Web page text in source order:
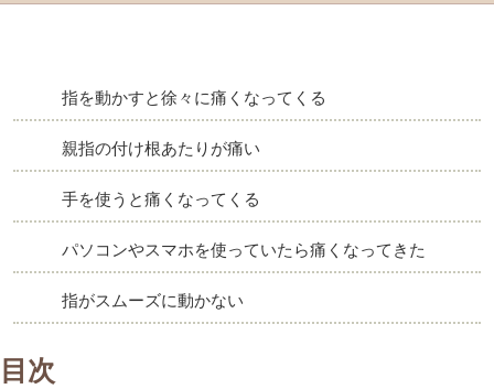
指を動かすと徐々に痛くなってくる
親指の付け根あたりが痛い
手を使うと痛くなってくる
パソコンやスマホを使っていたら痛くなってきた
指がスムーズに動かない
目次